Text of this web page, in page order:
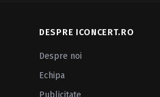
DESPRE ICONCERT.RO
Despre noi
Echipa
Publicitate